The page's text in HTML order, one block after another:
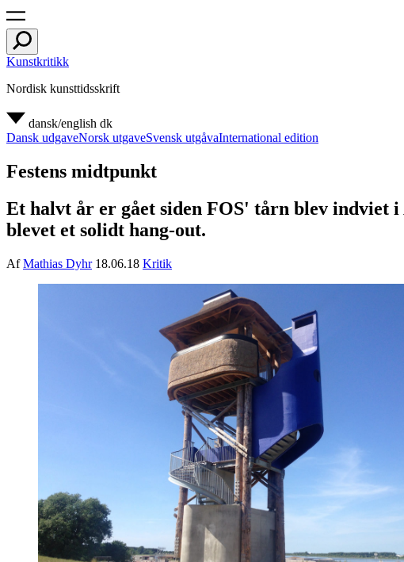
Kunstkritikk
Nordisk kunsttidsskrift
dansk/english dk
Dansk udgaveNorsk utgaveSvensk utgåvaInternational edition
Festens midtpunkt
Et halvt år er gået siden FOS' tårn blev indviet
blevet et solidt hang-out.
AfMathias Dyhr 18.06.18 Kritik